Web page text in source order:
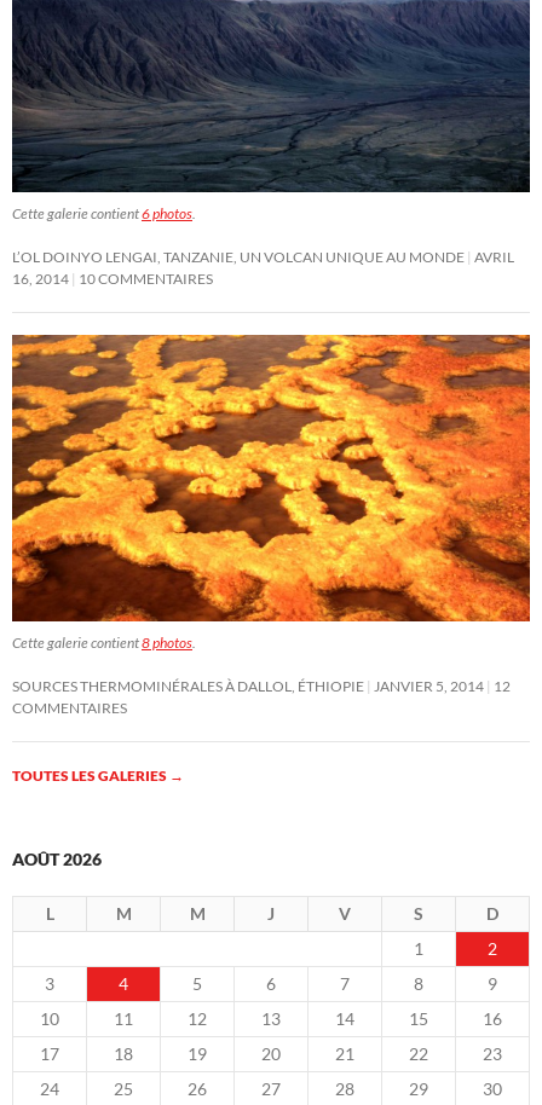
Cette galerie contient6 photos.
L’OL DOINYO LENGAI, TANZANIE, UN VOLCAN UNIQUE AU MONDE AVRIL
16, 2014 10 COMMENTAIRES
Cette galerie contient8 photos.
SOURCES THERMOMINÉRALES À DALLOL, ÉTHIOPIE JANVIER 5, 2014 12
COMMENTAIRES
TOUTES LES GALERIES →
AOÛT 2026
L M M J V S
D
1
2
3
4 5 6 7 8
9
10
11 12 13 14 15
16
17
18 19 20 21 22
23
24
25 26 27 28 29
30